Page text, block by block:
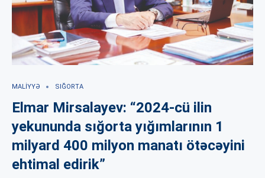
MALIYYƏ SIĞORTA
Elmar Mirsalayev: “2024-cü ilin
yekununda sığorta yığımlarının 1
milyard 400 milyon manatı ötəcəyini
ehtimal edirik”